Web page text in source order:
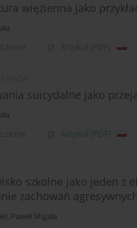
więzienna jako
Artykuł (PDF)
suicydalne jako
Artykuł (PDF)
szkolne jako jeden z
zachowań agresywnych
, Paweł Migała